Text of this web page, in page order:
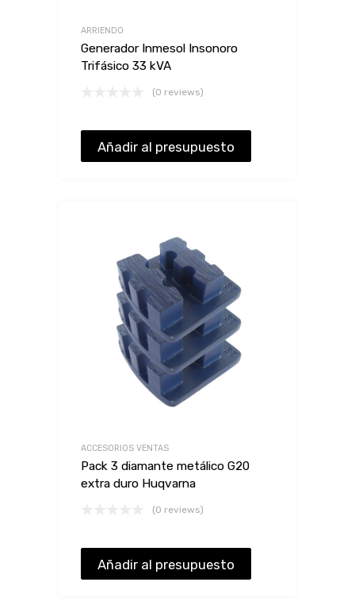
ARRIENDO
Generador Inmesol Insonoro
Trifásico 33 kVA
(0 reviews)
Añadir al presupuesto
ACCESORIOS VENTAS
Pack 3 diamante metálico G20
extra duro Huqvarna
(0 reviews)
Añadir al presupuesto